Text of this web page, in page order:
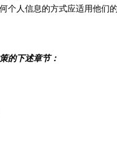
个人信息的方式应适用他们
的下述章节：